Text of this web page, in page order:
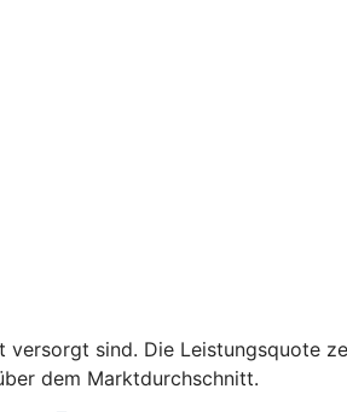
sind. Die Leistungsquote
dem Marktdurchschnitt.